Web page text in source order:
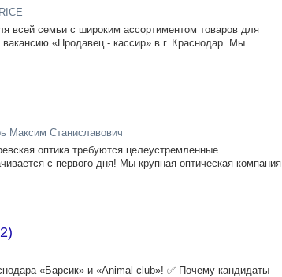
всей семьи с широким ассортиментом товаров для
«Продавец - кассир» в г. Краснодар. Мы
Максим Станиславович
оптика требуются целеустремленные
с первого дня! Мы крупная оптическая компания
«Барсик» и «Animal club»! ✅ Почему кандидаты